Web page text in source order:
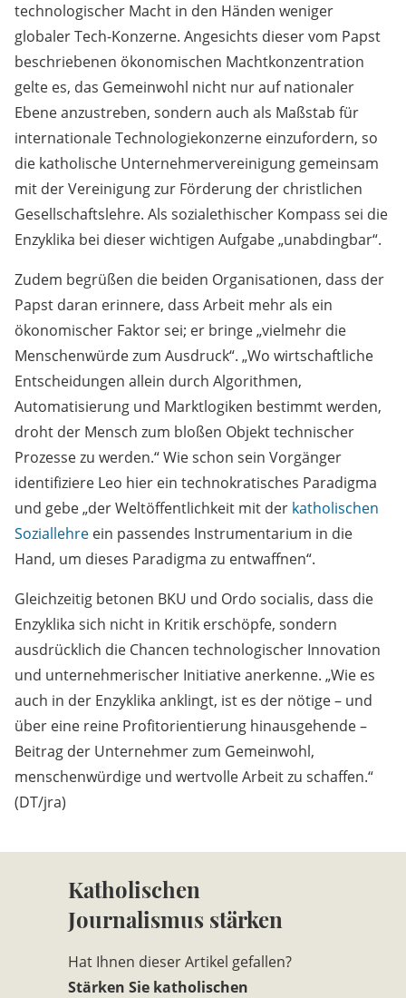
technologischer Macht in den Händen weniger
globaler Tech-Konzerne. Angesichts dieser vom Papst
beschriebenen ökonomischen Machtkonzentration
gelte es, das Gemeinwohl nicht nur auf nationaler
Ebene anzustreben, sondern auch als Maßstab für
internationale Technologiekonzerne einzufordern, so
die katholische Unternehmervereinigung gemeinsam
mit der Vereinigung zur Förderung der christlichen
Gesellschaftslehre. Als sozialethischer Kompass sei die
Enzyklika bei dieser wichtigen Aufgabe „unabdingbar“.
Zudem begrüßen die beiden Organisationen, dass der
Papst daran erinnere, dass Arbeit mehr als ein
ökonomischer Faktor sei; er bringe „vielmehr die
Menschenwürde zum Ausdruck“. „Wo wirtschaftliche
Entscheidungen allein durch Algorithmen,
Automatisierung und Marktlogiken bestimmt werden,
droht der Mensch zum bloßen Objekt technischer
Prozesse zu werden.“ Wie schon sein Vorgänger
identifiziere Leo hier ein technokratisches Paradigma
und gebe „der Weltöffentlichkeit mit der katholischen
Soziallehre ein passendes Instrumentarium in die
Hand, um dieses Paradigma zu entwaffnen“.
Gleichzeitig betonen BKU und Ordo socialis, dass die
Enzyklika sich nicht in Kritik erschöpfe, sondern
ausdrücklich die Chancen technologischer Innovation
und unternehmerischer Initiative anerkenne. „Wie es
auch in der Enzyklika anklingt, ist es der nötige – und
über eine reine Profitorientierung hinausgehende –
Beitrag der Unternehmer zum Gemeinwohl,
menschenwürdige und wertvolle Arbeit zu schaffen.“
(DT/jra)
Katholischen
Journalismus stärken
Hat Ihnen dieser Artikel gefallen?
Stärken Sie katholischen